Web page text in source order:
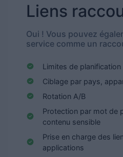
Liens
Oui ! Vous pouvez
service comme un
Limites de
Ciblage par pays,
Rotation A/B
Protection par mot de
contenu sensible
Prise en charge des
applications